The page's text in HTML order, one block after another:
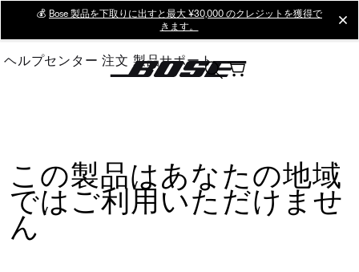
Main
💰 Bose 製品を下取りに出すと最大 ¥30,000 のクレジットを獲得で
きます。
ヘルプセンター 注文 製品サポート
この製品はあなたの地域
ではご利用いただけませ
ん